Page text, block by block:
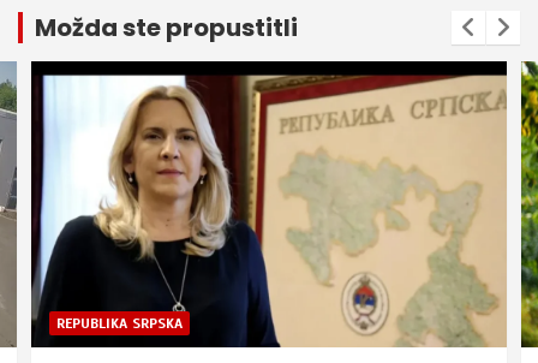
Možda ste propustitli
REPUBLIKA SRPSKA